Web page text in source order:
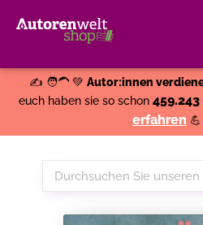
✍️ 🧑‍🦱 💚 Autor:innen
euch haben sie so schon
erfahren
Durchsuchen
Sie